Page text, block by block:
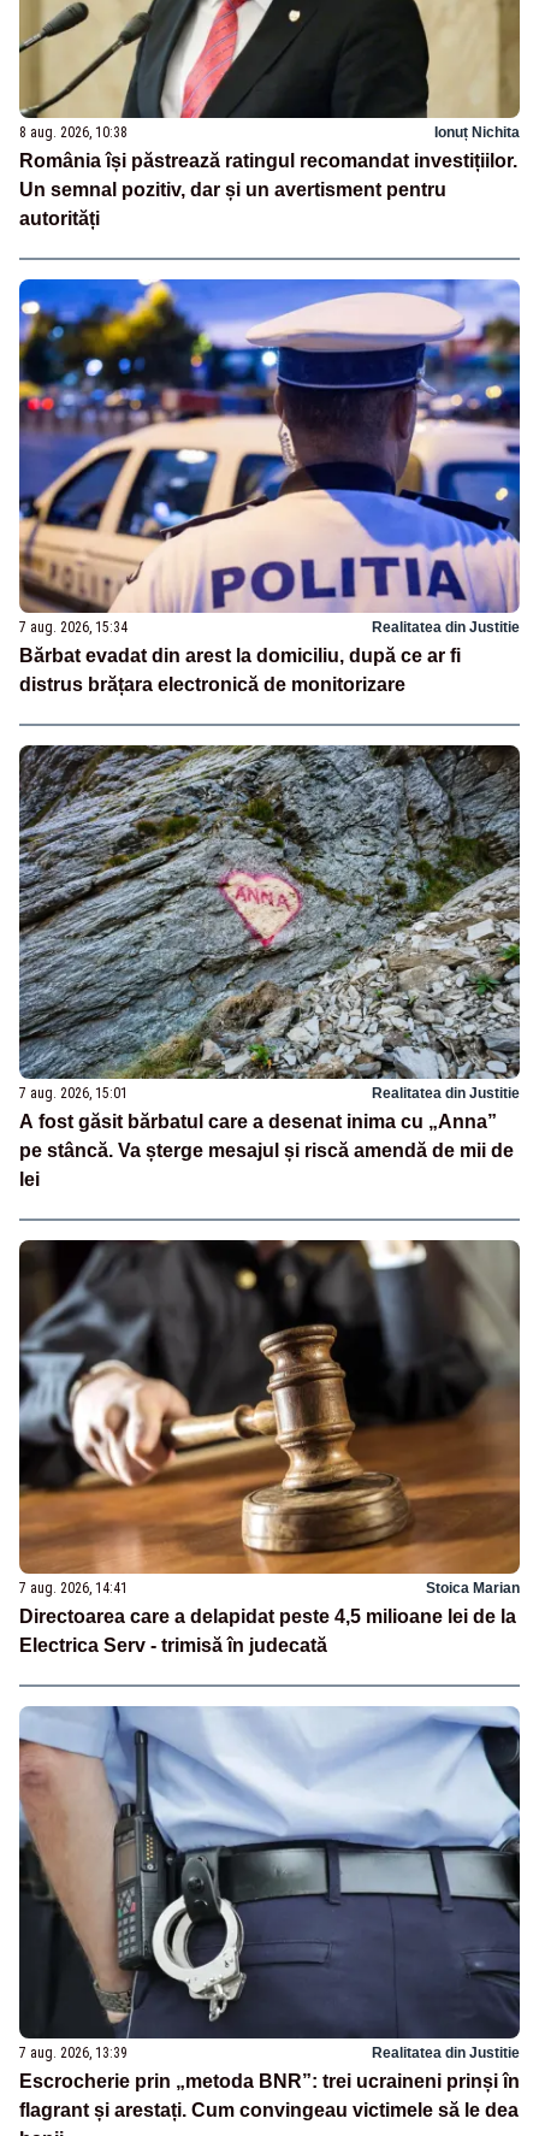
8 aug. 2026, 10:38 Ionuț Nichita
România își păstrează ratingul recomandat investițiilor.
Un semnal pozitiv, dar și un avertisment pentru
autorități
7 aug. 2026, 15:34 Realitatea din Justitie
Bărbat evadat din arest la domiciliu, după ce ar fi
distrus brățara electronică de monitorizare
7 aug. 2026, 15:01 Realitatea din Justitie
A fost găsit bărbatul care a desenat inima cu „Anna”
pe stâncă. Va șterge mesajul și riscă amendă de mii de
lei
7 aug. 2026, 14:41 Stoica Marian
Directoarea care a delapidat peste 4,5 milioane lei de la
Electrica Serv - trimisă în judecată
7 aug. 2026, 13:39 Realitatea din Justitie
Escrocherie prin „metoda BNR”: trei ucraineni prinși în
flagrant și arestați. Cum convingeau victimele să le dea